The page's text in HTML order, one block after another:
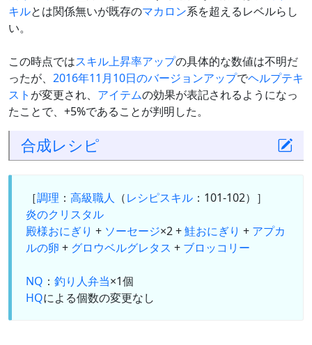
キルとは関係無いが既存のマカロン系を超えるレベルらし
い。
この時点ではスキル上昇率アップの具体的な数値は不明だ
ったが、 2016年11月10日のバージョンアップでヘルプテキ
スト が変更され、 アイテムの効果が表記されるようになっ
たことで、+5%であることが判明した。
合成レシピ
［調理 ： 高級職人 （レシピスキル ：101-102）］
炎のクリスタル
殿様おにぎり + ソーセージ×2 +鮭おにぎり + アプカ
ルの卵 + グロウベルグレタス + ブロッコリー
NQ ： 釣り人弁当×1個
HQによる個数の変更なし